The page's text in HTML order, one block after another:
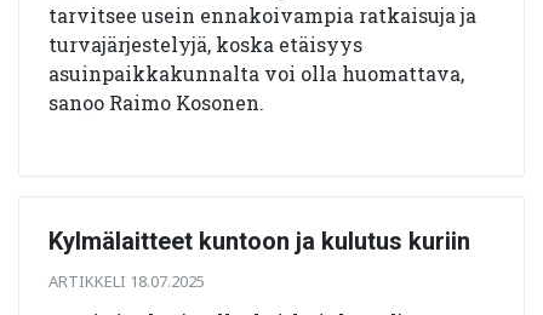
tarvitsee usein ennakoivampia ratkaisuja ja
turvajärjestelyjä, koska etäisyys
asuinpaikkakunnalta voi olla huomattava,
sanoo Raimo Kosonen.
Kylmälaitteet kuntoon ja kulutus kuriin
ARTIKKELI 18.07.2025